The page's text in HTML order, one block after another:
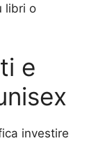
libri o
e
investire